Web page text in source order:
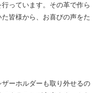
っています。その革で作ら
皆様から、お喜びの声をた
ーホルダーも取り外せるの